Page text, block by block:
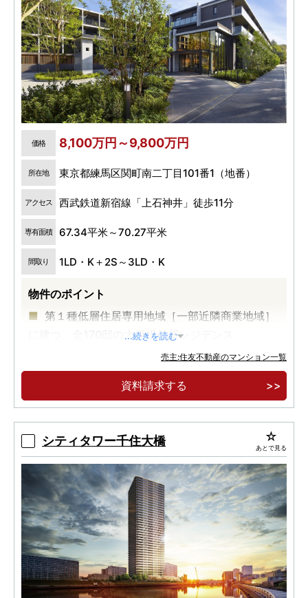
価格 8,100万円～9,800万円
所在地 東京都練馬区関町南二丁目101番1（地番）
アクセス 西武鉄道新宿線「上石神井」徒歩11分
専有面積 67.34平米～70.27平米
間取り 1LD・K＋2S～3LD・K
物件のポイント
第１種低層住居専用地域［一部近隣商業地域］
に建つ、全170邸の大規模低層レジデンス
西武新宿線「上石神井」駅徒歩11分。吉祥寺ま
では、豊富なバス便で便利にアクセス。
実物体感・竣工済物件、眺望や日照条件等を、
...続きを読む
売主:住友不動産のマンション一覧
資料請求する
シティタワー千住大橋 あとで見る